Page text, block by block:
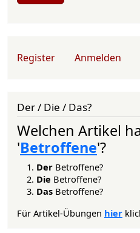
User account menu
Register Anmelden
Der / Die / Das?
Welchen Artikel
'Betroffene'?
Der Betroffene?
Die Betroffene?
Das Betroffene?
Für Artikel-Übungen hier